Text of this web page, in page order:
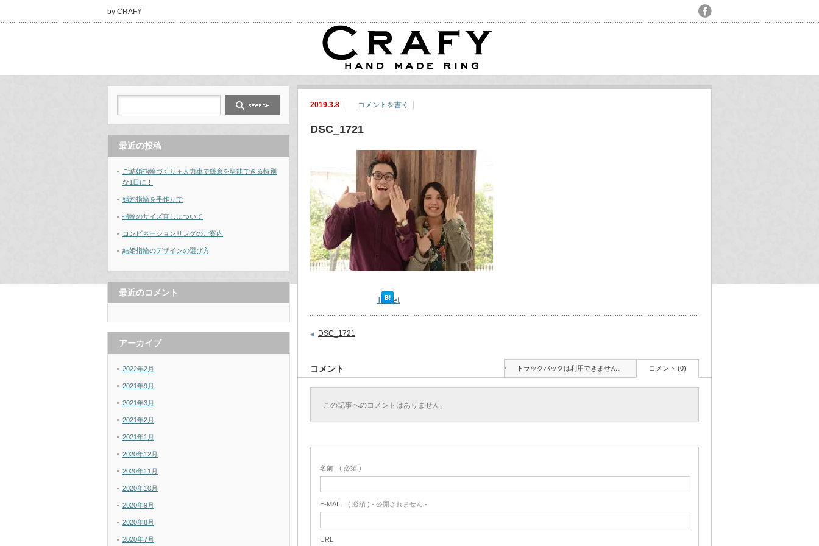
by CRAFY
2019.3.8 コメントを書く
DSC_1721
Tweet
DSC_1721
コメント トラックバックは利用できません。 コメント (0)
この記事へのコメントはありません。
名前 ( 必須 )
E-MAIL ( 必須 ) - 公開されません -
URL
最近の投稿
ご結婚指輪づくり＋人力車で鎌倉を堪能できる特別
な1日に！
婚約指輪を手作りで
指輪のサイズ直しについて
コンビネーションリングのご案内
結婚指輪のデザインの選び方
最近のコメント
アーカイブ
2022年2月
2021年9月
2021年3月
2021年2月
2021年1月
2020年12月
2020年11月
2020年10月
2020年9月
2020年8月
2020年7月